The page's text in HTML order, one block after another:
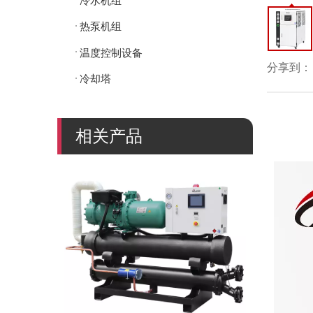
热泵机组
温度控制设备
冷却塔
相关产品
分享到：